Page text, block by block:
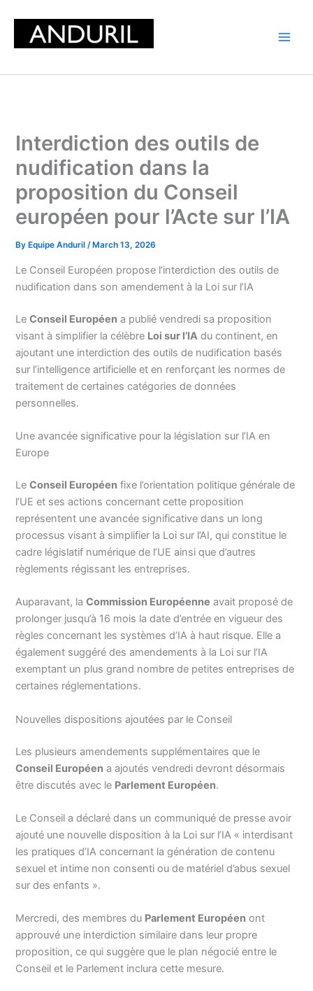
content
Interdiction des outils de
nudification dans la
proposition du Conseil
européen pour l’Acte sur l’IA
By Equipe Anduril/ March 13, 2026
Le Conseil Européen propose l’interdiction des outils de
nudification dans son amendement à la Loi sur l’IA
LeConseil Européen a publié vendredi sa proposition
visant à simplifier la célèbre Loi sur l’IA du continent, en
ajoutant une interdiction des outils de nudification basés
sur l’intelligence artificielle et en renforçant les normes de
traitement de certaines catégories de données
personnelles.
Une avancée significative pour la législation sur l’IA en
Europe
LeConseil Européen fixe l’orientation politique générale de
l’UE et ses actions concernant cette proposition
représentent une avancée significative dans un long
processus visant à simplifier la Loi sur l’AI, qui constitue le
cadre législatif numérique de l’UE ainsi que d’autres
règlements régissant les entreprises.
Auparavant, laCommission Européenne avait proposé de
prolonger jusqu’à 16 mois la date d’entrée en vigueur des
règles concernant les systèmes d’IA à haut risque. Elle a
également suggéré des amendements à la Loi sur l’IA
exemptant un plus grand nombre de petites entreprises de
certaines réglementations.
Nouvelles dispositions ajoutées par le Conseil
Les plusieurs amendements supplémentaires que le
Conseil Européen a ajoutés vendredi devront désormais
être discutés avec le Parlement Européen.
Le Conseil a déclaré dans un communiqué de presse avoir
ajouté une nouvelle disposition à la Loi sur l’IA « interdisant
les pratiques d’IA concernant la génération de contenu
sexuel et intime non consenti ou de matériel d’abus sexuel
sur des enfants ».
Mercredi, des membres du Parlement Européen ont
approuvé une interdiction similaire dans leur propre
proposition, ce qui suggère que le plan négocié entre le
Conseil et le Parlement inclura cette mesure.